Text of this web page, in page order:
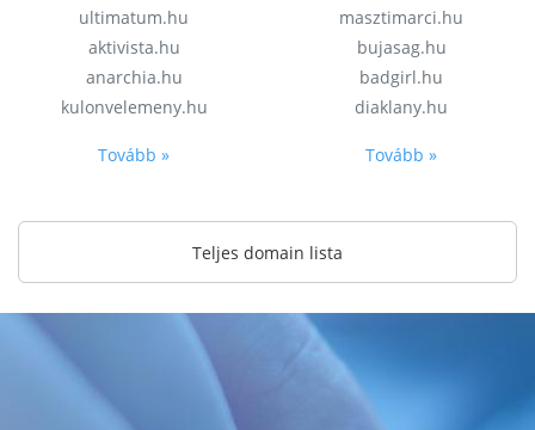
ultimatum.hu
aktivista.hu
anarchia.hu
kulonvelemeny.hu
Tovább »
masztimarci.hu
bujasag.hu
badgirl.hu
diaklany.hu
Tovább »
Teljes domain lista